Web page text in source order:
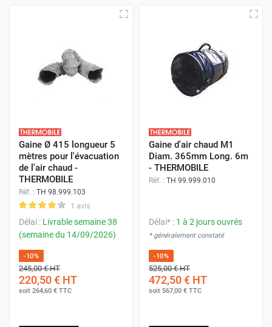
Gaine Ø 415 longueur 5
mètres pour l'évacuation
de l'air chaud -
THERMOBILE
Réf. : TH 98.999.103
1 avis
Délai : Livrable semaine 38
(semaine du 14/09/2026)
-10%
245,00 €HT
220,50 € HT
soit 264,60 € TTC
Gaine d'air chaud M1
Diam. 365mm Long. 6m
- THERMOBILE
Réf. : TH 99.999.010
Délai* : 1 à 2 jours ouvrés
* généralement constaté
-10%
525,00 €HT
472,50 € HT
soit 567,00 € TTC